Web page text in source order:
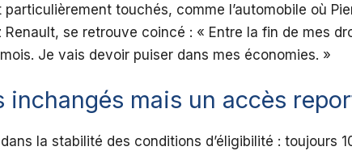
touchés, comme l’automobile où
se retrouve coincé : « Entre la fin de mes
Je vais devoir puiser dans mes économies. »
inchangés mais un accès
la stabilité des conditions d’éligibilité : toujours